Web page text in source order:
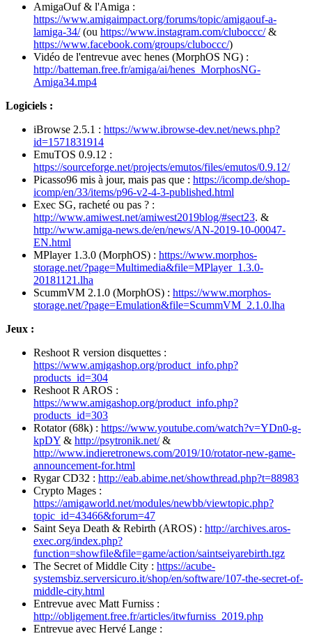
AmigaOuf & l'Amiga :
https://www.amigaimpact.org/forums/topic/amigaouf-a-
lamiga-34/(ou https://www.instagram.com/cluboccc/&
https://www.facebook.com/groups/cluboccc/)
Vidéo de l'entrevue avec henes (MorphOS NG) :
http://batteman.free.fr/amiga/ai/henes_MorphosNG-
Amiga34.mp4
Logiciels :
iBrowse 2.5.1 : https://www.ibrowse-dev.net/news.php?
id=1571831914
EmuTOS 0.9.12 :
https://sourceforge.net/projects/emutos/files/emutos/0.9.12/
Picasso96 mis à jour, mais pas que : https://icomp.de/shop-
icomp/en/33/items/p96-v2-4-3-published.html
Exec SG, racheté ou pas ? :
http://www.amiwest.net/amiwest2019blog/#sect23. &
http://www.amiga-news.de/en/news/AN-2019-10-00047-
EN.html
MPlayer 1.3.0 (MorphOS) : https://www.morphos-
storage.net/?page=Multimedia&file=MPlayer_1.3.0-
20181121.lha
ScummVM 2.1.0 (MorphOS) : https://www.morphos-
storage.net/?page=Emulation&file=ScummVM_2.1.0.lha
Jeux :
Reshoot R version disquettes :
https://www.amigashop.org/product_info.php?
products_id=304
Reshoot R AROS :
https://www.amigashop.org/product_info.php?
products_id=303
Rotator (68k) : https://www.youtube.com/watch?v=YDn0-g-
kpDY & http://psytronik.net/&
http://www.indieretronews.com/2019/10/rotator-new-game-
announcement-for.html
Rygar CD32 : http://eab.abime.net/showthread.php?t=88983
Crypto Mages :
https://amigaworld.net/modules/newbb/viewtopic.php?
topic_id=43466&forum=47
Saint Seya Death & Rebirth (AROS) : http://archives.aros-
exec.org/index.php?
function=showfile&file=game/action/saintseiyarebirth.tgz
The Secret of Middle City : https://acube-
systemsbiz.serversicuro.it/shop/en/software/107-the-secret-of-
middle-city.html
Entrevue avec Matt Furniss :
http://obligement.free.fr/articles/itwfurniss_2019.php
Entrevue avec Hervé Lange :